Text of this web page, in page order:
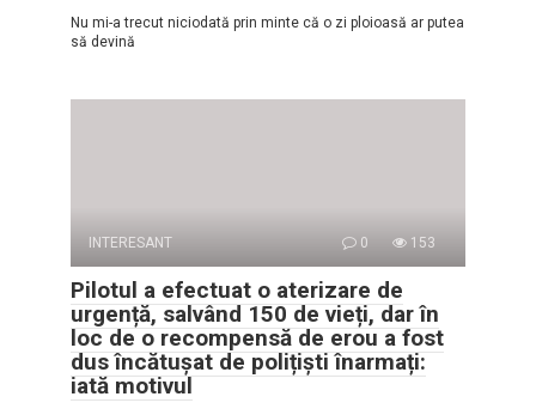
Nu mi-a trecut niciodată prin minte că o zi ploioasă ar putea
să devină
INTERESANT 0 153
Pilotul a efectuat o aterizare de
urgență, salvând 150 de vieți, dar în
loc de o recompensă de erou a fost
dus încătușat de polițiști înarmați:
iată motivul